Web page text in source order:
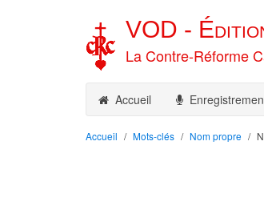
VOD -
La Contre-Réforme
Accueil
Accueil Mots-clés Nom propre